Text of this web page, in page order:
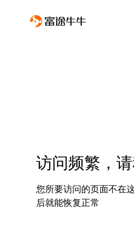
访问频繁，
您所要访问的页面不在
后就能恢复正常